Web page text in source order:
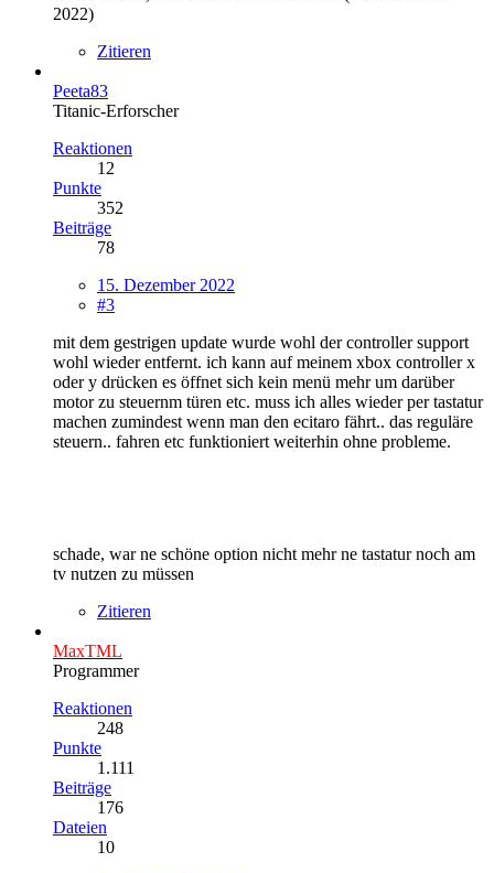
2022)
Zitieren
Peeta83
Titanic-Erforscher
Reaktionen
12
Punkte
352
Beiträge
78
15. Dezember 2022
#3
mit dem gestrigen update wurde wohl der controller support
wohl wieder entfernt. ich kann auf meinem xbox controller x
oder y drücken es öffnet sich kein menü mehr um darüber
motor zu steuernm türen etc. muss ich alles wieder per tastatur
machen zumindest wenn man den ecitaro fährt.. das reguläre
steuern.. fahren etc funktioniert weiterhin ohne probleme.
schade, war ne schöne option nicht mehr ne tastatur noch am
tv nutzen zu müssen
Zitieren
MaxTML
Programmer
Reaktionen
248
Punkte
1.111
Beiträge
176
Dateien
10